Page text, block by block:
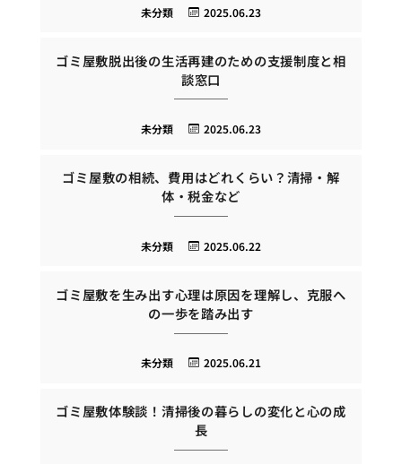
2025.06.23
未分類
ゴミ屋敷脱出後の生活再建のための支援制度と相
談窓口
2025.06.23
未分類
ゴミ屋敷の相続、費用はどれくらい？清掃・解
体・税金など
2025.06.22
未分類
ゴミ屋敷を生み出す心理は原因を理解し、克服へ
の一歩を踏み出す
2025.06.21
未分類
ゴミ屋敷体験談！清掃後の暮らしの変化と心の成
長